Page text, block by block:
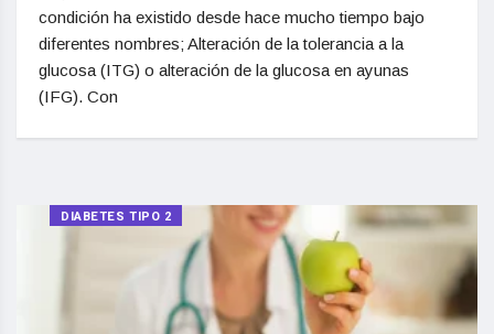
condición ha existido desde hace mucho tiempo bajo
diferentes nombres; Alteración de la tolerancia a la
glucosa (ITG) o alteración de la glucosa en ayunas
(IFG). Con
DIABETES TIPO 2